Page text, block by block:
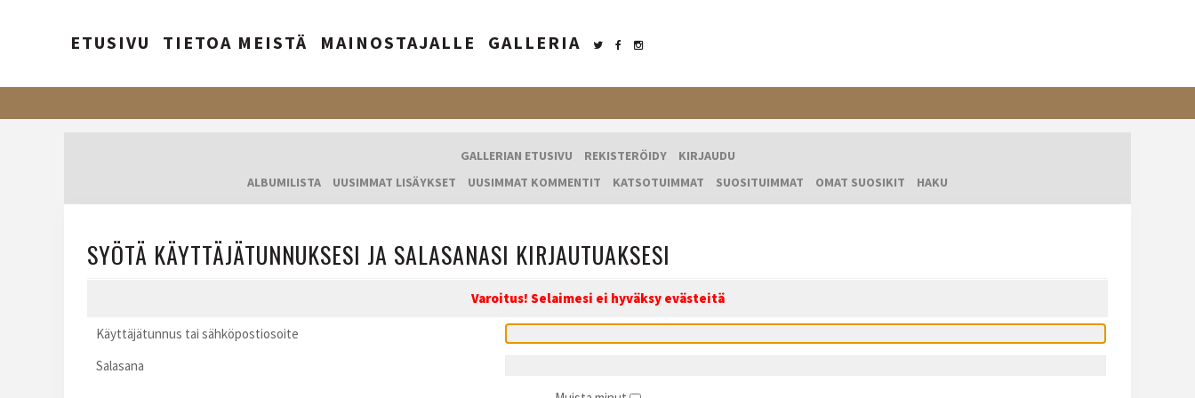
ETUSIVU TIETOA MEISTÄ MAINOSTAJALLE GALLERIA
GALLERIAN ETUSIVU REKISTERÖIDY
KIRJAUDU
ALBUMILISTA
UUSIMMAT LISÄYKSET UUSIMMAT KOMMENTIT KATSOTUIMMAT SUOSITUIMMAT OMAT SUOSIKIT HAKU
SYÖTÄ KÄYTTÄJÄTUNNUKSESI JA SALASANASI KIRJAUTUAKSESI
Varoitus! Selaimesi ei hyväksy evästeitä
Käyttäjätunnus tai sähköpostiosoite
Salasana